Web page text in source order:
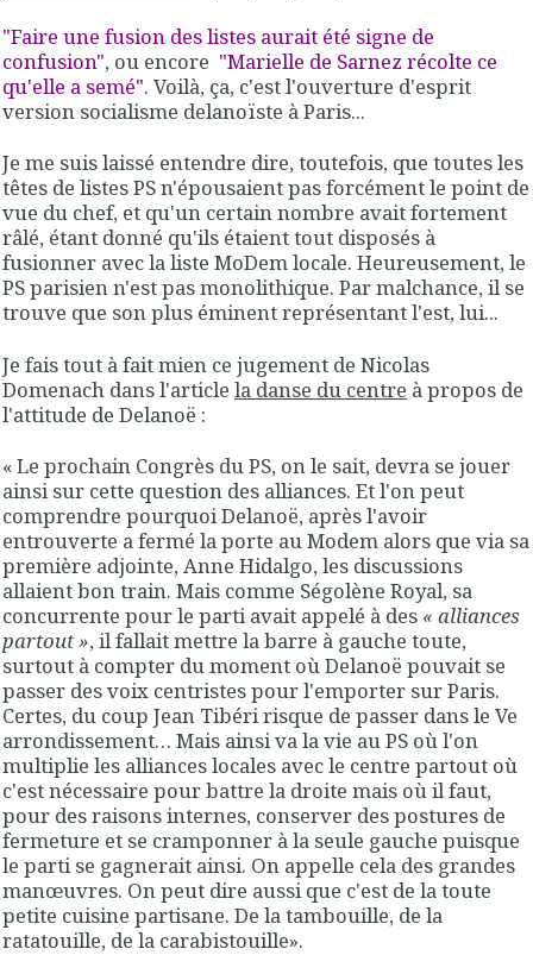
"Faire une fusion des listes aurait été signe de
confusion", ou encore "Marielle de Sarnez récolte ce
qu'elle a semé". Voilà, ça, c'est l'ouverture d'esprit
version socialisme delanoïste à Paris...
Je me suis laissé entendre dire, toutefois, que toutes les
têtes de listes PS n'épousaient pas forcément le point de
vue du chef, et qu'un certain nombre avait fortement
râlé, étant donné qu'ils étaient tout disposés à
fusionner avec la liste MoDem locale. Heureusement, le
PS parisien n'est pas monolithique. Par malchance, il se
trouve que son plus éminent représentant l'est, lui...
Je fais tout à fait mien ce jugement de Nicolas
Domenach dans l'article la danse du centre à propos de
l'attitude de Delanoë :
« Le prochain Congrès du PS, on le sait, devra se jouer
ainsi sur cette question des alliances. Et l'on peut
comprendre pourquoi Delanoë, après l'avoir
entrouverte a fermé la porte au Modem alors que via sa
première adjointe, Anne Hidalgo, les discussions
allaient bon train. Mais comme Ségolène Royal, sa
concurrente pour le parti avait appelé à des « alliances
partout », il fallait mettre la barre à gauche toute,
surtout à compter du moment où Delanoë pouvait se
passer des voix centristes pour l'emporter sur Paris.
Certes, du coup Jean Tibéri risque de passer dans le Ve
arrondissement… Mais ainsi va la vie au PS où l'on
multiplie les alliances locales avec le centre partout où
c'est nécessaire pour battre la droite mais où il faut,
pour des raisons internes, conserver des postures de
fermeture et se cramponner à la seule gauche puisque
le parti se gagnerait ainsi. On appelle cela des grandes
manœuvres. On peut dire aussi que c'est de la toute
petite cuisine partisane. De la tambouille, de la
ratatouille, de la carabistouille».